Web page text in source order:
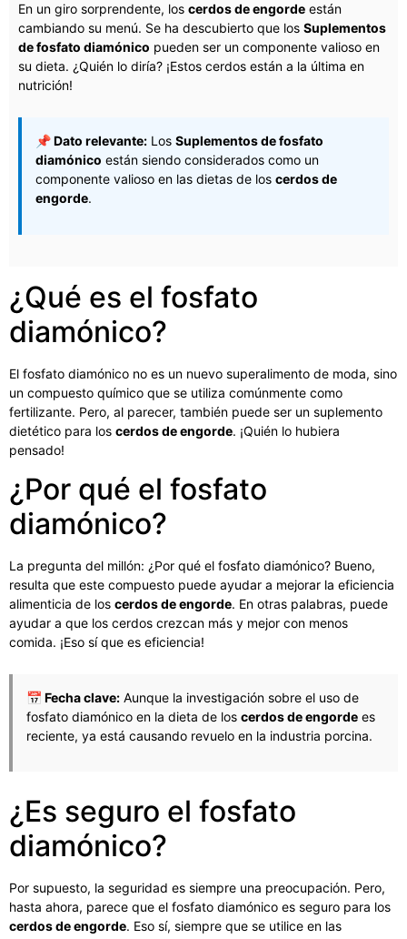
En un giro sorprendente, los cerdos de engorde están
cambiando su menú. Se ha descubierto que los Suplementos
de fosfato diamónico pueden ser un componente valioso en
su dieta. ¿Quién lo diría? ¡Estos cerdos están a la última en
nutrición!
📌 Dato relevante: Los Suplementos de fosfato
diamónico están siendo considerados como un
componente valioso en las dietas de los cerdos de
engorde.
¿Qué es el fosfato
diamónico?
El fosfato diamónico no es un nuevo superalimento de moda, sino
un compuesto químico que se utiliza comúnmente como
fertilizante. Pero, al parecer, también puede ser un suplemento
dietético para los cerdos de engorde. ¡Quién lo hubiera
pensado!
¿Por qué el fosfato
diamónico?
La pregunta del millón: ¿Por qué el fosfato diamónico? Bueno,
resulta que este compuesto puede ayudar a mejorar la eficiencia
alimenticia de los cerdos de engorde. En otras palabras, puede
ayudar a que los cerdos crezcan más y mejor con menos
comida. ¡Eso sí que es eficiencia!
📅 Fecha clave: Aunque la investigación sobre el uso de
fosfato diamónico en la dieta de los cerdos de engorde es
reciente, ya está causando revuelo en la industria porcina.
¿Es seguro el fosfato
diamónico?
Por supuesto, la seguridad es siempre una preocupación. Pero,
hasta ahora, parece que el fosfato diamónico es seguro para los
cerdos de engorde. Eso sí, siempre que se utilice en las